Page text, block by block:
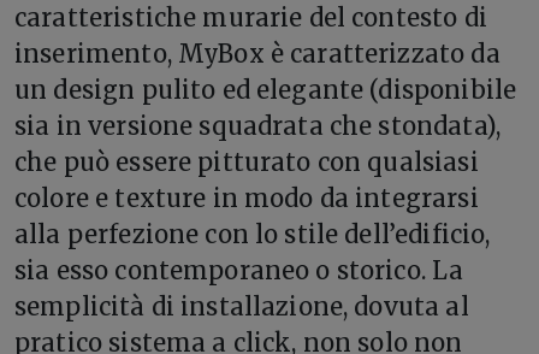
caratteristiche murarie del contesto di
inserimento, MyBox è caratterizzato da
un design pulito ed elegante (disponibile
sia in versione squadrata che stondata),
che può essere pitturato con qualsiasi
colore e texture in modo da integrarsi
alla perfezione con lo stile dell’edificio,
sia esso contemporaneo o storico. La
semplicità di installazione, dovuta al
pratico sistema a click, non solo non